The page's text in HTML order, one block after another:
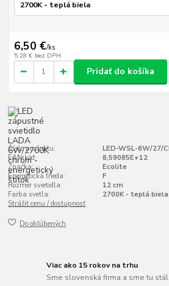
6,50 €/ks
5,28 € bez DPH
Pridať do košíka
Číslo produktu:
LED-WSL-6W/27/
EAN kód:
8,59085E+12
Značka:
Ecolite
Energetická trieda:
F
Rozmer svietidla:
12 cm
Farba svetla:
2700K - teplá biela
Strážiť cenu / dostupnosť
Do obľúbených
Viac ako 15 rokov na trhu
Sme slovenská firma a sme tu